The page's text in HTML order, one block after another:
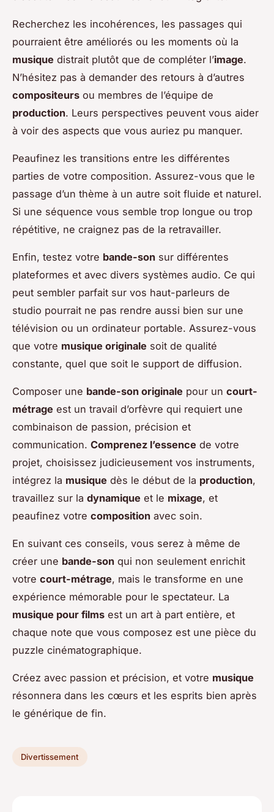
Recherchez les incohérences, les passages qui
pourraient être améliorés ou les moments où la
musique distrait plutôt que de compléter l’image.
N’hésitez pas à demander des retours à d’autres
compositeurs ou membres de l’équipe de
production. Leurs perspectives peuvent vous aider
à voir des aspects que vous auriez pu manquer.
Peaufinez les transitions entre les différentes
parties de votre composition. Assurez-vous que le
passage d’un thème à un autre soit fluide et naturel.
Si une séquence vous semble trop longue ou trop
répétitive, ne craignez pas de la retravailler.
Enfin, testez votre bande-son sur différentes
plateformes et avec divers systèmes audio. Ce qui
peut sembler parfait sur vos haut-parleurs de
studio pourrait ne pas rendre aussi bien sur une
télévision ou un ordinateur portable. Assurez-vous
que votre musique originale soit de qualité
constante, quel que soit le support de diffusion.
Composer une bande-son originale pour un court-
métrage est un travail d’orfèvre qui requiert une
combinaison de passion, précision et
communication. Comprenez l’essence de votre
projet, choisissez judicieusement vos instruments,
intégrez la musique dès le début de la production,
travaillez sur la dynamique et le mixage, et
peaufinez votre composition avec soin.
En suivant ces conseils, vous serez à même de
créer une bande-son qui non seulement enrichit
votre court-métrage, mais le transforme en une
expérience mémorable pour le spectateur. La
musique pour films est un art à part entière, et
chaque note que vous composez est une pièce du
puzzle cinématographique.
Créez avec passion et précision, et votre musique
résonnera dans les cœurs et les esprits bien après
le générique de fin.
Divertissement